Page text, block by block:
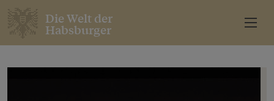
Die Welt der
Habsburger